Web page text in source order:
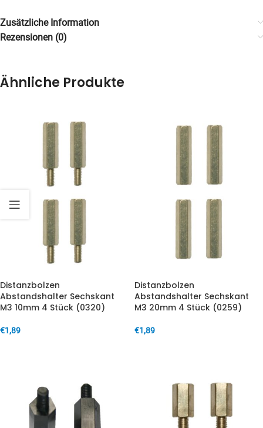
Zusätzliche Information
Rezensionen (0)
Ähnliche Produkte
Distanzbolzen
Abstandshalter Sechskant
M3 10mm 4 Stück (0320)
€1,89
Distanzbolzen
Abstandshalter Sechskant
M3 20mm 4 Stück (0259)
€1,89